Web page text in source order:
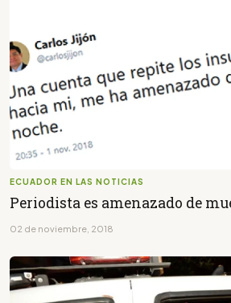
ECUADOR EN LAS NOTICIAS
Periodista es amenazado de
02 de noviembre, 2018